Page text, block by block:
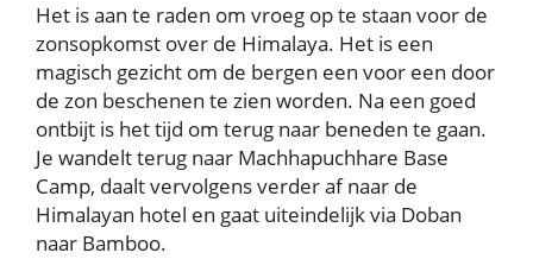
Het is aan te raden om vroeg op te staan voor de
zonsopkomst over de Himalaya. Het is een
magisch gezicht om de bergen een voor een door
de zon beschenen te zien worden. Na een goed
ontbijt is het tijd om terug naar beneden te gaan.
Je wandelt terug naar Machhapuchhare Base
Camp, daalt vervolgens verder af naar de
Himalayan hotel en gaat uiteindelijk via Doban
naar Bamboo.